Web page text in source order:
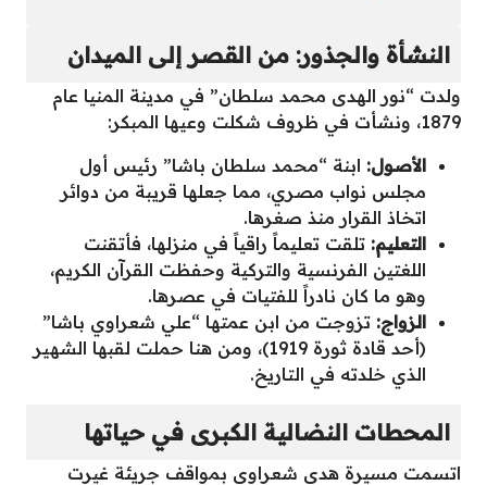
النشأة والجذور: من القصر إلى الميدان
ولدت “نور الهدى محمد سلطان” في مدينة المنيا عام
1879، ونشأت في ظروف شكلت وعيها المبكر:
الأصول: ابنة “محمد سلطان باشا” رئيس أول
مجلس نواب مصري، مما جعلها قريبة من دوائر
اتخاذ القرار منذ صغرها.
التعليم: تلقت تعليماً راقياً في منزلها، فأتقنت
اللغتين الفرنسية والتركية وحفظت القرآن الكريم،
وهو ما كان نادراً للفتيات في عصرها.
الزواج: تزوجت من ابن عمتها “علي شعراوي باشا”
(أحد قادة ثورة 1919)، ومن هنا حملت لقبها الشهير
الذي خلدته في التاريخ.
المحطات النضالية الكبرى في حياتها
اتسمت مسيرة هدى شعراوي بمواقف جريئة غيرت